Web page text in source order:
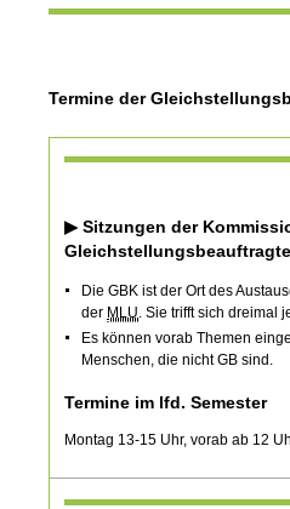
Termine der
▶ Sitzungen der
Die GBK ist der Ort des
der MLU . Sie trifft sich dreimal
Es können vorab Themen
Menschen, die nicht GB sind.
Termine im lfd. Semester
Montag 13-15 Uhr, vorab ab 12